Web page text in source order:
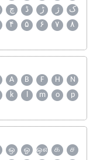
چ ڈ ڑ ژ
ک
۴ ۵ ۶ ۷
۸
A B F H
N
k l m o
p
ஒ ஓ ஔ க
ச